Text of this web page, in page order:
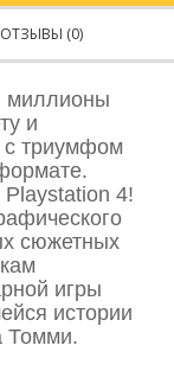
ОТЗЫВЫ (0)
миллионы
и
триумфом
4!
сюжетных
игры
истории
Томми.